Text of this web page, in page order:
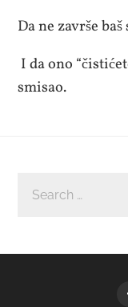
Da ne završe
I da ono
smisao.
FOR: